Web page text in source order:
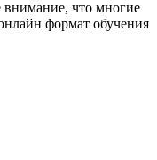
внимание, что многие
формат обучения